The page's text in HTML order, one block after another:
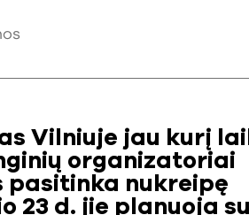
Vilniuje jau kurį
organizatoriai
pasitinka nukreipę
23 d. jie planuoja